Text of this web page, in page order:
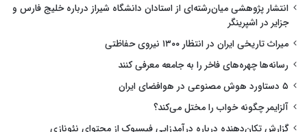
انتشار پژوهشی میان‌رشته‌ای از استادان دانشگاه شیراز درباره خلیج فارس و
جزایر در اشپرینگر
میراث تاریخی ایران در انتظار ۱۳۰۰ نیروی حفاظتی
رسانه‌ها چهره‌های فاخر را به جامعه معرفی کنند
۵ دستاورد هوش مصنوعی در هوافضای ایران
آلزایمر چگونه خواب را مختل می‌کند؟
گزارش تکان‌دهنده درباره درآمدزایی فیسبوک از محتوای نئونازی